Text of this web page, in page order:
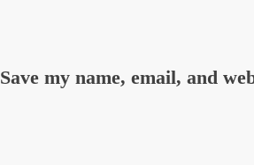
Save my name, email, and